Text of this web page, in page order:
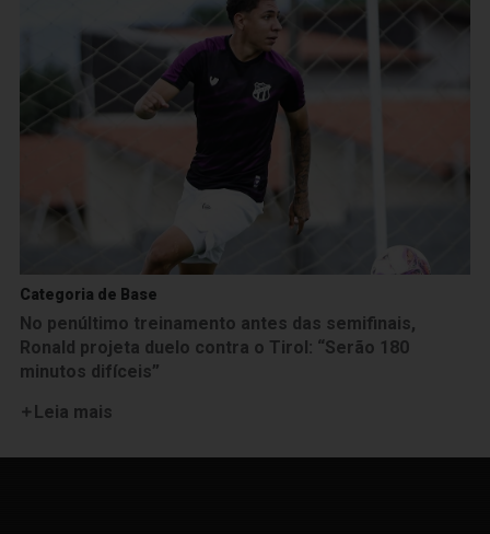
Categoria de Base
No penúltimo treinamento antes das semifinais,
Ronald projeta duelo contra o Tirol: “Serão 180
minutos difíceis”
Leia mais